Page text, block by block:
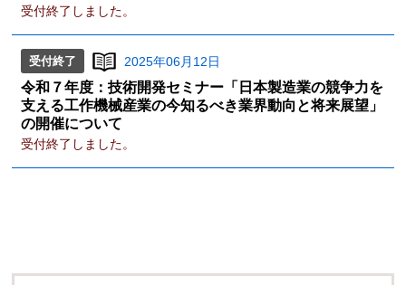
受付終了しました。
受付終了 2025年06月12日
令和７年度：技術開発セミナー「日本製造業の競争力を
支える工作機械産業の今知るべき業界動向と将来展望」
の開催について
受付終了しました。